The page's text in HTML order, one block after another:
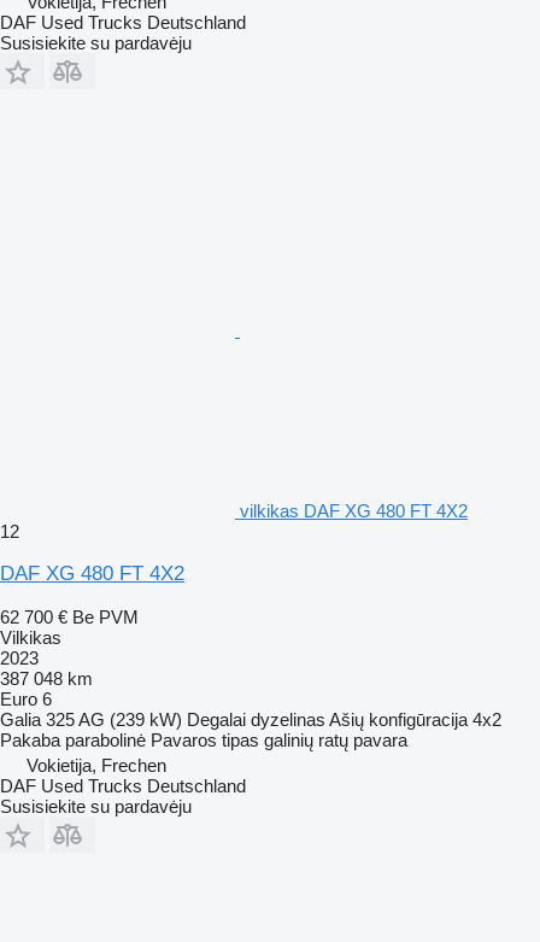
DAF Used Trucks Deutschland
Susisiekite su pardavėju
vilkikas DAF XG 480 FT 4X2
12
DAF XG 480 FT 4X2
62 700 € Be PVM
Vilkikas
2023
387 048 km
Euro 6
Galia 325 AG (239 kW) Degalai dyzelinas Ašių konfigūracija 4x2
Pakaba parabolinė Pavaros tipas galinių ratų pavara
Vokietija, Frechen
DAF Used Trucks Deutschland
Susisiekite su pardavėju